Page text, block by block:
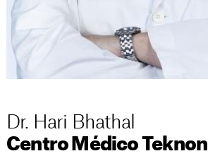
Dr. Hari Bhathal
Centro Médico Teknon